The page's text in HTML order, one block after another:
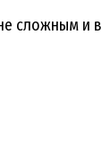
сложным и